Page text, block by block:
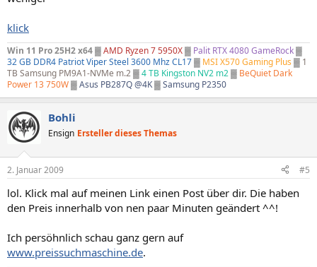
klick
Win 11 Pro 25H2 x64▓AMD Ryzen 7 5950X▓ Palit RTX 4080 GameRock▓
32 GB DDR4 Patriot Viper Steel 3600 Mhz CL17▓ MSI X570 Gaming Plus ▓ 1
TB Samsung PM9A1-NVMe m.2▓4 TB Kingston NV2 m2▓ BeQuiet Dark
Power 13 750W▓Asus PB287Q @4K▓Samsung P2350
Bohli
Ensign Ersteller dieses Themas
2. Januar 2009 #5
lol. Klick mal auf meinen Link einen Post über dir. Die haben
den Preis innerhalb von nen paar Minuten geändert ^^!
Ich persöhnlich schau ganz gern auf
www.preissuchmaschine.de.